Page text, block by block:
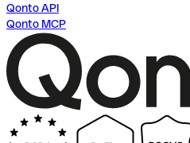
Qonto API
Qonto MCP